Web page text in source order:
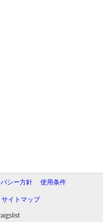
シー方針
使用条件
サイトマップ